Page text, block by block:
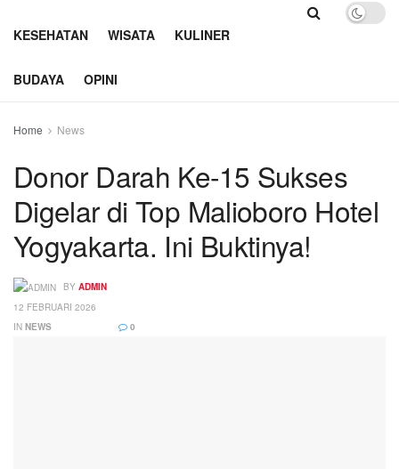
KESEHATAN WISATA KULINER
BUDAYA OPINI
Home News
Donor Darah Ke-15 Sukses
Digelar di Top Malioboro Hotel
Yogyakarta. Ini Buktinya!
BY ADMIN
12 FEBRUARI 2026
IN NEWS 0